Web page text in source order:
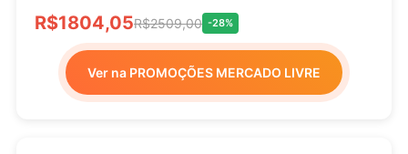
R$1804,05R$2509,00 -28%
Ver na PROMOÇÕES MERCADO LIVRE